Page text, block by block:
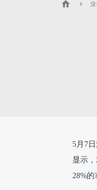
5月7
显示
28%